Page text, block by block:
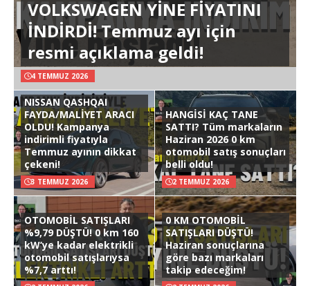
VOLKSWAGEN YİNE FİYATINI
İNDİRDİ! Temmuz ayı için
resmi açıklama geldi!
4 TEMMUZ 2026
NISSAN QASHQAI
FAYDA/MALİYET ARACI
OLDU! Kampanya
indirimli fiyatıyla
Temmuz ayının dikkat
çekeni!
3 TEMMUZ 2026
HANGİSİ KAÇ TANE
SATTI? Tüm markaların
Haziran 2026 0 km
otomobil satış sonuçları
belli oldu!
2 TEMMUZ 2026
OTOMOBİL SATIŞLARI
%9,79 DÜŞTÜ! 0 km 160
kW’ye kadar elektrikli
otomobil satışlarıysa
%7,7 arttı!
0 KM OTOMOBİL
SATIŞLARI DÜŞTÜ!
Haziran sonuçlarına
göre bazı markaları
takip edeceğim!